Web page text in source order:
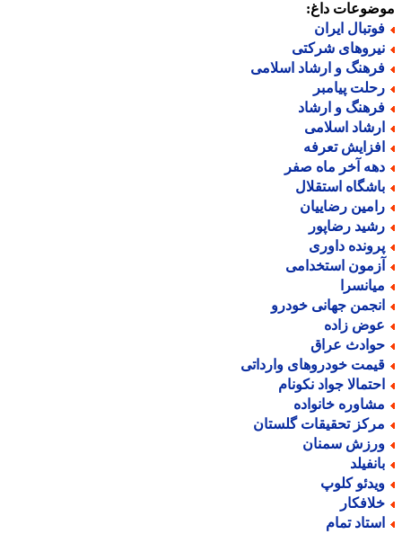
داغ:
ایران
شرکتی
و ارشاد اسلامی
پیامبر
و ارشاد
اسلامی
تعرفه
آخر ماه صفر
استقلال
رضاییان
رضاپور
داوری
استخدامی
جهانی خودرو
زاده
عراق
خودروهای وارداتی
جواد نکونام
خانواده
تحقیقات گلستان
سمنان
کلوپ
تمام